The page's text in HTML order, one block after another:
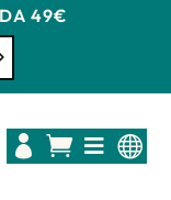
49€
   